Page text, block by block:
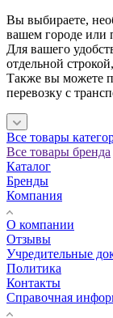
Вы выбираете,
вашем городе или
Для вашего
отдельной
Также вы можете
перевозку с
Все товары
Все товары бренда
Каталог
Бренды
Компания
О компании
Отзывы
Учредительные
Политика
Контакты
Справочная